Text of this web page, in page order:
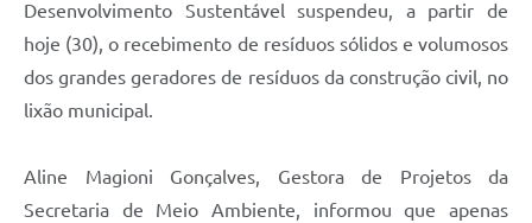
Desenvolvimento Sustentável suspendeu, a partir de
hoje (30), o recebimento de resíduos sólidos e volumosos
dos grandes geradores de resíduos da construção civil, no
lixão municipal.
Aline Magioni Gonçalves, Gestora de Projetos da
Secretaria de Meio Ambiente, informou que apenas